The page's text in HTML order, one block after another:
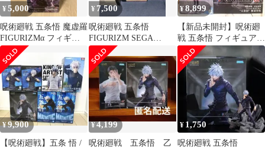
¥5,000
呪術廻戦 五条悟 魔虚羅
FIGURIZMα フィギュ
ア
¥ 7,500
呪術廻戦 五条悟
FIGURIZM SEGA
BANDAI 未開封
¥8,899
【新品未開封】呪術廻
戦 五条悟 フィギュア 3
種セット
¥9,900
【呪術廻戦】五条 悟 /
¥4,199
呪術廻戦 五条悟 乙
¥ 1,750
呪術廻戦 五条悟